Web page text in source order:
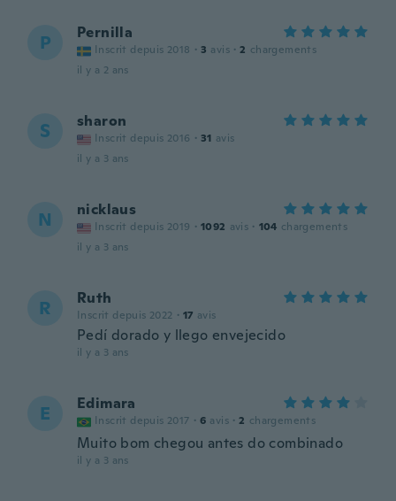
P Pernilla
Inscrit depuis 2018 · 3 avis · 2 chargements
il y a 2 ans
S sharon
Inscrit depuis 2016 · 31 avis
il y a 3 ans
N nicklaus
Inscrit depuis 2019 · 1092 avis · 104 chargements
il y a 3 ans
R Ruth
Inscrit depuis 2022 · 17 avis
Pedí dorado y llego envejecido
il y a 3 ans
E Edimara
Inscrit depuis 2017 · 6 avis · 2 chargements
Muito bom chegou antes do combinado
il y a 3 ans